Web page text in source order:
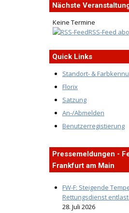
Nächste
Keine Termine
RSS-Feed
Quick Links
Standort- &
Florix
Satzung
An-/Abmelden
Benutzerregistierung
Pressemeldungen -
Frankfurt am Main
FW-F: Steigende
Rettungsdienst
28. Juli 2026